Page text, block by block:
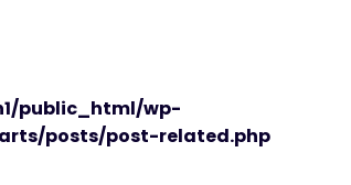
public_html/wp-
posts/post-related.php